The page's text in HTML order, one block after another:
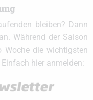
bleiben? Dann
Während der Saison
die wichtigsten
hier anmelden: